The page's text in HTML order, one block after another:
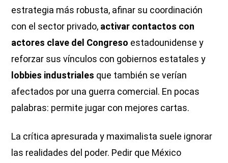
estrategia más robusta, afinar su coordinación
con el sector privado, activar contactos con
actores clave del Congreso estadounidense y
reforzar sus vínculos con gobiernos estatales y
lobbies industriales que también se verían
afectados por una guerra comercial. En pocas
palabras: permite jugar con mejores cartas.
La crítica apresurada y maximalista suele ignorar
las realidades del poder. Pedir que México